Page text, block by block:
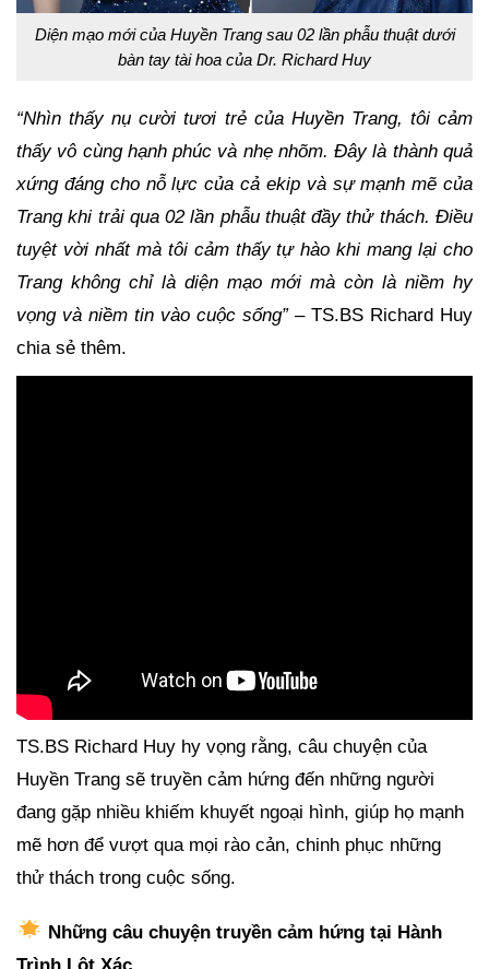
Diện mạo mới của Huyền Trang sau 02 lần phẫu thuật dưới
bàn tay tài hoa của Dr. Richard Huy
“Nhìn thấy nụ cười tươi trẻ của Huyền Trang, tôi cảm
thấy vô cùng hạnh phúc và nhẹ nhõm. Đây là thành quả
xứng đáng cho nỗ lực của cả ekip và sự mạnh mẽ của
Trang khi trải qua 02 lần phẫu thuật đầy thử thách. Điều
tuyệt vời nhất mà tôi cảm thấy tự hào khi mang lại cho
Trang không chỉ là diện mạo mới mà còn là niềm hy
vọng và niềm tin vào cuộc sống”– TS.BS Richard Huy
chia sẻ thêm.
TS.BS Richard Huy hy vọng rằng, câu chuyện của
Huyền Trang sẽ truyền cảm hứng đến những người
đang gặp nhiều khiếm khuyết ngoại hình, giúp họ mạnh
mẽ hơn để vượt qua mọi rào cản, chinh phục những
thử thách trong cuộc sống.
Những câu chuyện truyền cảm hứng tại Hành